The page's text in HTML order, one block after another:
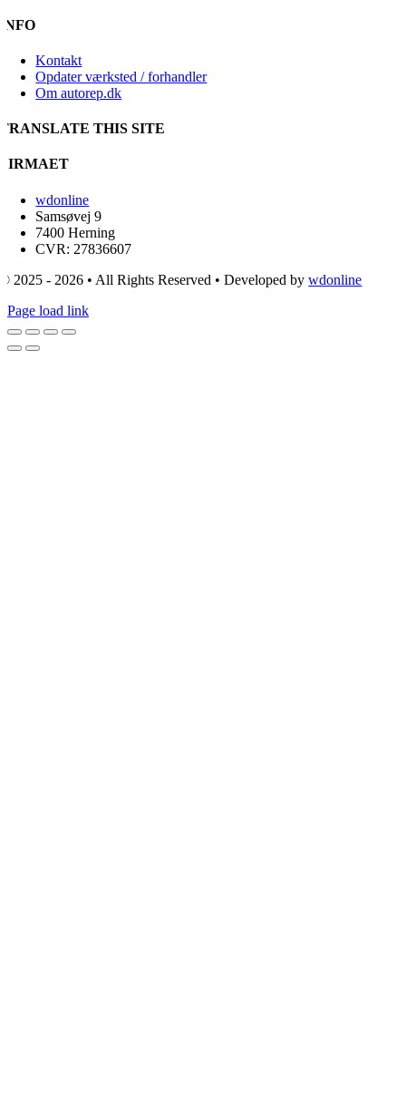
INFO
Kontakt
Opdater værksted / forhandler
Om autorep.dk
TRANSLATE THIS SITE
FIRMAET
wdonline
Samsøvej 9
7400 Herning
CVR: 27836607
© 2025 - 2026 • All Rights Reserved • Developed bywdonline
Page load link